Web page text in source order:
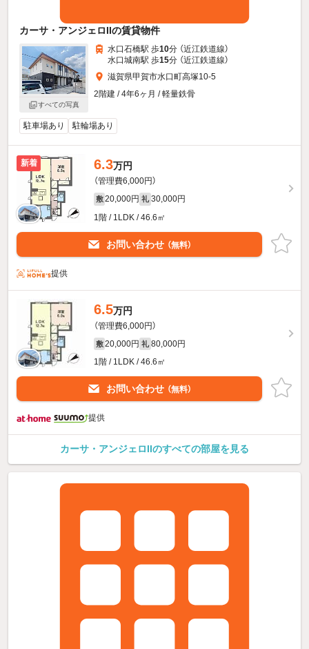
カーサ・アンジェロIIの賃貸物件
すべての写真
水口石橋駅 歩10分 （近江鉄道線）
水口城南駅 歩15分 （近江鉄道線）
滋賀県甲賀市水口町高塚10-5
2階建 / 4年6ヶ月 / 軽量鉄骨
駐車場あり 駐輪場あり
新着 6.3万円
（管理費6,000円）
敷 20,000円 礼 30,000円
1階 / 1LDK / 46.6㎡
お問い合わせ （無料）
提供
6.5万円
（管理費6,000円）
敷 20,000円 礼 80,000円
1階 / 1LDK / 46.6㎡
お問い合わせ （無料）
提供
カーサ・アンジェロIIのすべての部屋を見る